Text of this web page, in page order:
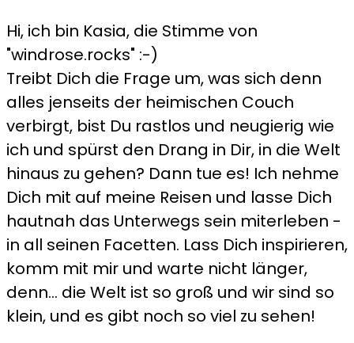
Hi, ich bin Kasia, die Stimme von
"windrose.rocks" :-)
Treibt Dich die Frage um, was sich denn
alles jenseits der heimischen Couch
verbirgt, bist Du rastlos und neugierig wie
ich und spürst den Drang in Dir, in die Welt
hinaus zu gehen? Dann tue es! Ich nehme
Dich mit auf meine Reisen und lasse Dich
hautnah das Unterwegs sein miterleben -
in all seinen Facetten. Lass Dich inspirieren,
komm mit mir und warte nicht länger,
denn... die Welt ist so groß und wir sind so
klein, und es gibt noch so viel zu sehen!